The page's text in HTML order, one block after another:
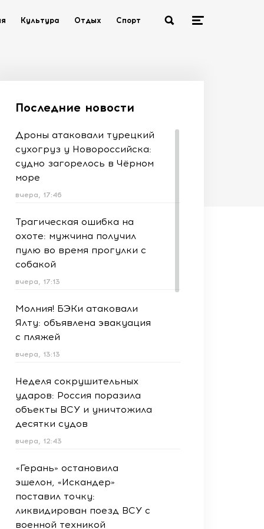
Культура Отдых Спорт
Последние новости
Дроны атаковали турецкий
сухогруз у Новороссийска:
судно загорелось в Чёрном
море
вчера, 17:46
Трагическая ошибка на
охоте: мужчина получил
пулю во время прогулки с
собакой
вчера, 17:13
Молния! БЭКи атаковали
Ялту: объявлена эвакуация
с пляжей
вчера, 13:13
Неделя сокрушительных
ударов: Россия поразила
объекты ВСУ и уничтожила
десятки судов
вчера, 12:43
«Герань» остановила
эшелон, «Искандер»
поставил точку:
ликвидирован поезд ВСУ с
военной техникой